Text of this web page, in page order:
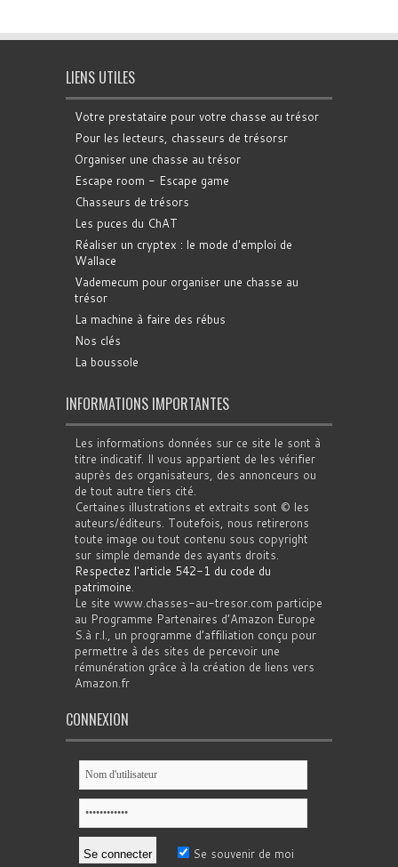
LIENS UTILES
Votre prestataire pour votre chasse au trésor
Pour les lecteurs, chasseurs de trésorsr
Organiser une chasse au trésor
Escape room - Escape game
Chasseurs de trésors
Les puces du ChAT
Réaliser un cryptex : le mode d'emploi de
Wallace
Vademecum pour organiser une chasse au
trésor
La machine à faire des rébus
Nos clés
La boussole
INFORMATIONS IMPORTANTES
Les informations données sur ce site le sont à
titre indicatif. Il vous appartient de les vérifier
auprès des organisateurs, des annonceurs ou
de tout autre tiers cité.
Certaines illustrations et extraits sont © les
auteurs/éditeurs. Toutefois, nous retirerons
toute image ou tout contenu sous copyright
sur simple demande des ayants droits.
Respectez l'article 542-1 du code du
patrimoine.
Le site www.chasses-au-tresor.com participe
au Programme Partenaires d’Amazon Europe
S.à r.l., un programme d’affiliation conçu pour
permettre à des sites de percevoir une
rémunération grâce à la création de liens vers
Amazon.fr
CONNEXION
Se souvenir de moi